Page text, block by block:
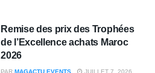
Remise des prix des Trophées
de l’Excellence achats Maroc
2026
PAR MAGACTU EVENTS JUILLET 7, 2026